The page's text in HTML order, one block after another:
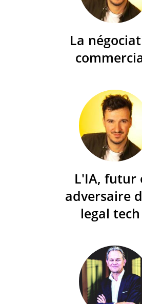
La
L'IA, futur
adversaire
legal tech